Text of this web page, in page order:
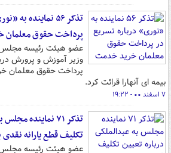
تذکر ۵۶ نماینده
پرداخت حقوق
وزیر آموزش و پرورش
پرداخت حقوق معلمان
بیمه ای آنهارا قرائت کرد.
۷ اسفند ۰۰ - ۱۹:۲۲
تذکر ۷۱ نماینده
تکلیف قطع یارانه نقدی